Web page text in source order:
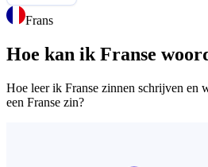
Frans
Hoe kan ik Franse
Hoe leer ik Franse zinnen schrijven en
een Franse zin?